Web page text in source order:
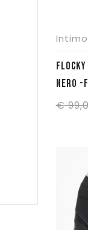
Intimo
FLOCKY MAGLIA OXYGEN LONG SLEEVE –
NERO -
€